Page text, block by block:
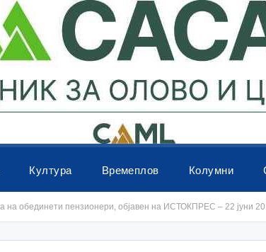
Култура Времеплов Колумни
на обединети пензионери, објавен на ИСТОКПРЕС – 22 јуни